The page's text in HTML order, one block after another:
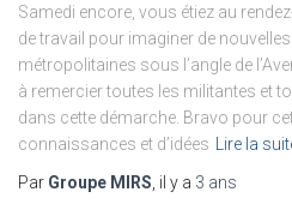
Samedi encore, vous étiez au
de travail pour imaginer de
métropolitaines sous l’angle de
à remercier toutes les militantes et
dans cette démarche. Bravo pour
connaissances et d’idées Lire la
Par Groupe MIRS, il y a 3 ans